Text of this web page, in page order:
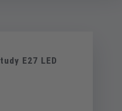
E27 LED